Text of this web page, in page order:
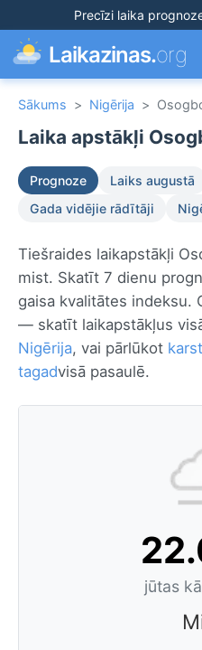
Precīzi laika
Laikazinas.org
Sākums > Nigērija >
Laika apstākļi
Prognoze Laiks augustā
Gada vidējie rādītāji
Tiešraides laikapstākļi
mist. Skatīt 7 dienu
gaisa kvalitātes indeksu.
— skatīt laikapstākļus
Nigērija, vai pārlūkot
tagadvisā pasaulē.
jūtas